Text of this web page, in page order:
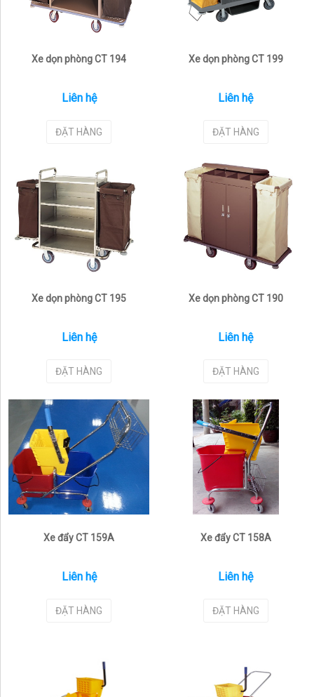
Xe dọn phòng CT 194
Liên hệ
ĐẶT HÀNG
Xe dọn phòng CT 199
Liên hệ
ĐẶT HÀNG
Xe dọn phòng CT 195
Liên hệ
ĐẶT HÀNG
Xe dọn phòng CT 190
Liên hệ
ĐẶT HÀNG
Xe đẩy CT 159A
Liên hệ
ĐẶT HÀNG
Xe đẩy CT 158A
Liên hệ
ĐẶT HÀNG